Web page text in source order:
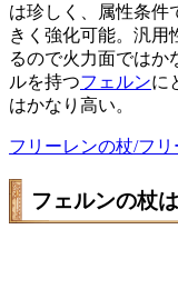
は珍しく、属性条件
きく強化可能。汎用
るので火力面ではか
ルを持つフェルンに
はかなり高い。
フリーレンの杖/フ
フェルンの杖